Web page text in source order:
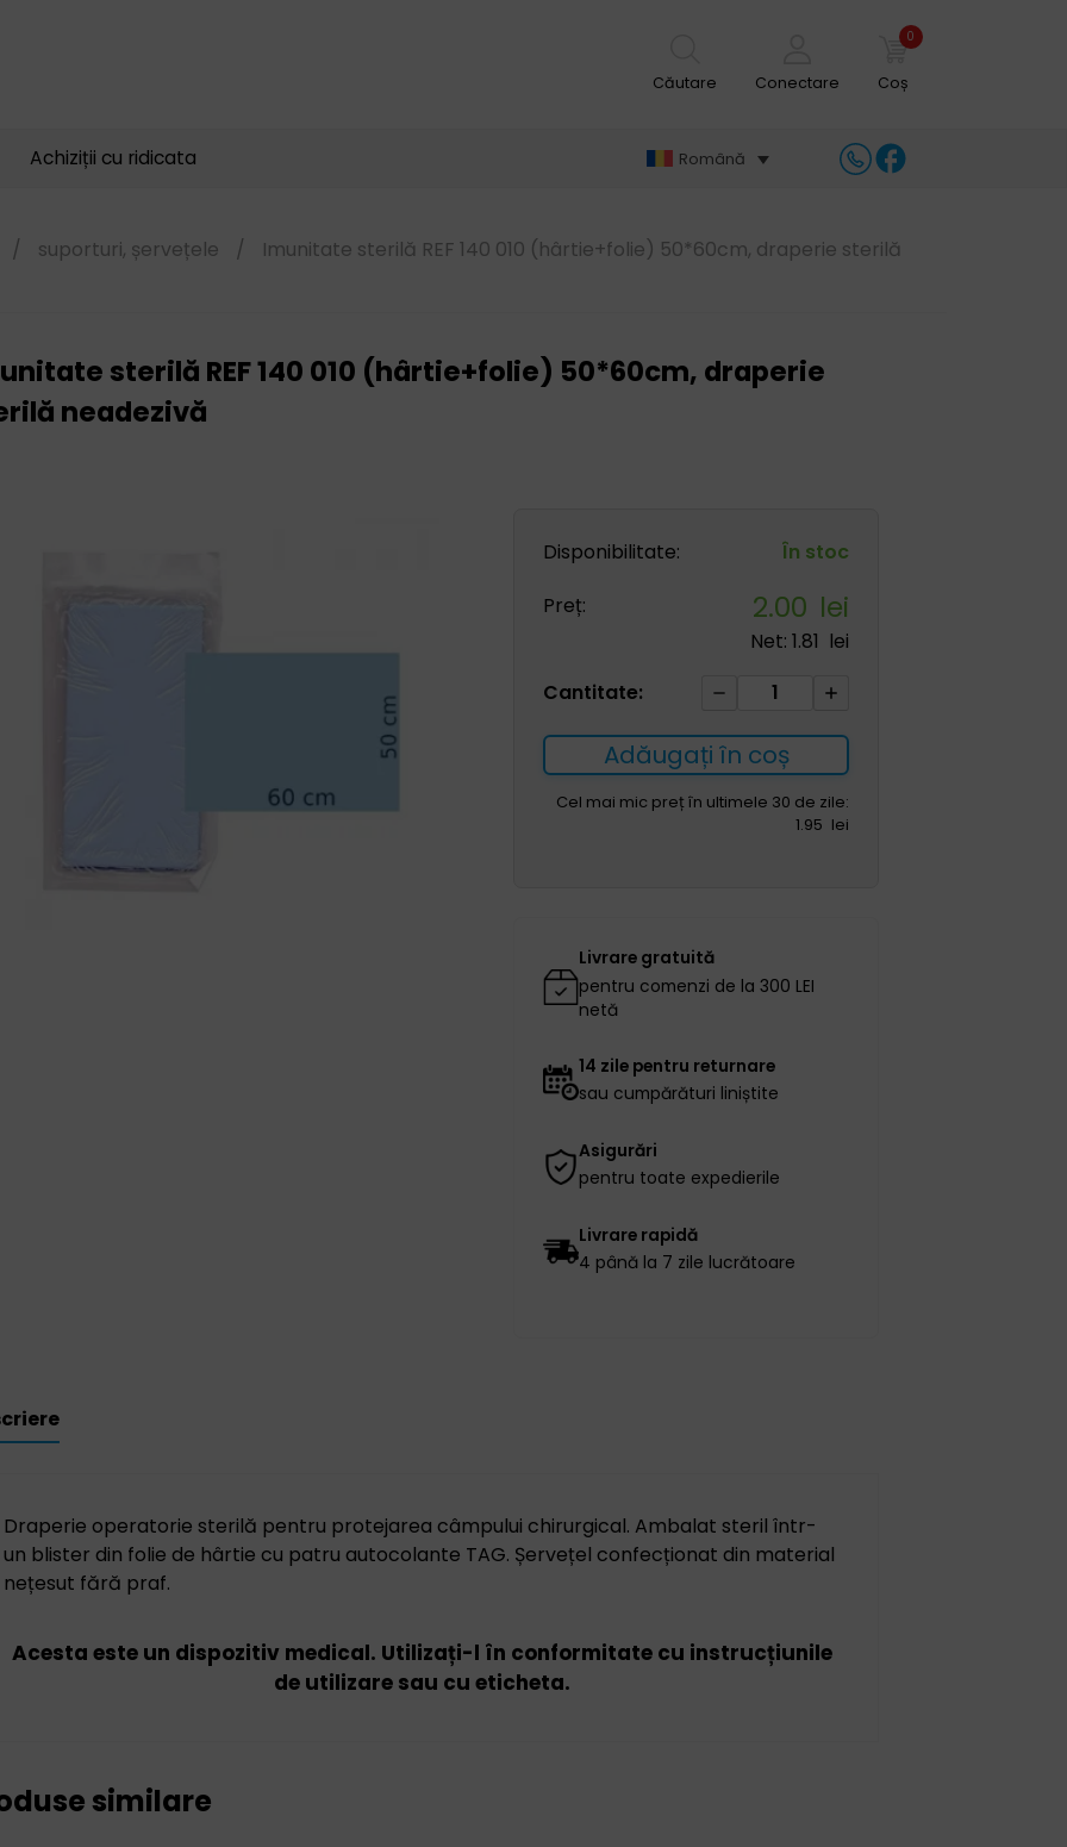
Căutare Conectare
0
Coș
Achiziții cu ridicata Română
/ suporturi, șervețele /
Imunitate sterilă REF 140 010 (hârtie+folie) 50*60cm, draperie sterilă
sterilă REF 140 010 (hârtie+folie) 50*60cm, draperie
neadezivă
Disponibilitate:
În stoc
Preț:
2.00 lei
Net:1.81 lei
Cantitate:
Cantitate
sterilă
REF
140
neadezivă
Adăugați în coș
Cel mai mic preț în ultimele 30 de zile:
1.95 lei
Livrare gratuită
pentru comenzi de la 300 LEI
netă
14 zile pentru returnare
sau cumpărături liniștite
Asigurări
pentru toate expedierile
Livrare rapidă
4 până la 7 zile lucrătoare
Draperie operatorie sterilă pentru protejarea câmpului chirurgical. Ambalat steril într-
un blister din folie de hârtie cu patru autocolante TAG. Șervețel confecționat din material
nețesut fără praf.
Acesta este un dispozitiv medical. Utilizați-l în conformitate cu instrucțiunile
de utilizare sau cu eticheta.
similare